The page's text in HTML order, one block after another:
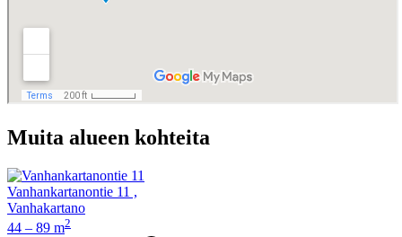
Muita alueen kohteita
Vanhankartanontie 11 ,
Vanhakartano
44 – 89 m2